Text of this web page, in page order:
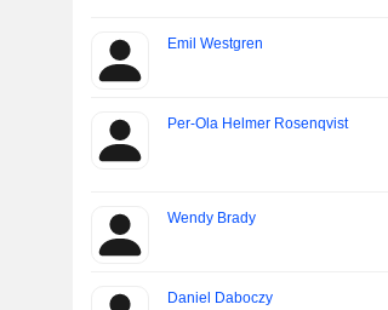
Emil Westgren
Per-Ola Helmer Rosenqvist
Wendy Brady
Daniel Daboczy